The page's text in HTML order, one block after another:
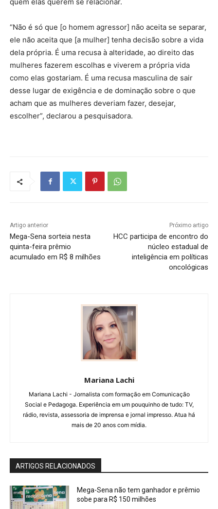
“Não é só que [o homem agressor] não aceita se separar,
ele não aceita que [a mulher] tenha decisão sobre a vida
dela própria. É uma recusa à alteridade, ao direito das
mulheres fazerem escolhas e viverem a própria vida
como elas gostariam. É uma recusa masculina de sair
desse lugar de exigência e de dominação sobre o que
acham que as mulheres deveriam fazer, desejar,
escolher”, declarou a pesquisadora.
Artigo anterior
Mega-Sena sorteia nesta
quinta-feira prêmio
acumulado em R$ 8 milhões
Próximo artigo
HCC participa de encontro do
núcleo estadual de
inteligência em políticas
oncológicas
Mariana Lachi
Mariana Lachi - Jornalista com formação em Comunicação
Social e Pedagoga. Experiência em um pouquinho de tudo: TV,
rádio, revista, assessoria de imprensa e jornal impresso. Atua há
mais de 20 anos com mídia.
ARTIGOS RELACIONADOS
Mega-Sena não tem ganhador e prêmio
sobe para R$ 150 milhões